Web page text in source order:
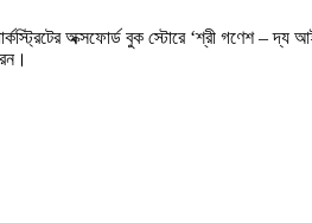
অক্সফোর্ড বুক স্টোরে ‘শ্রী গণেশ –